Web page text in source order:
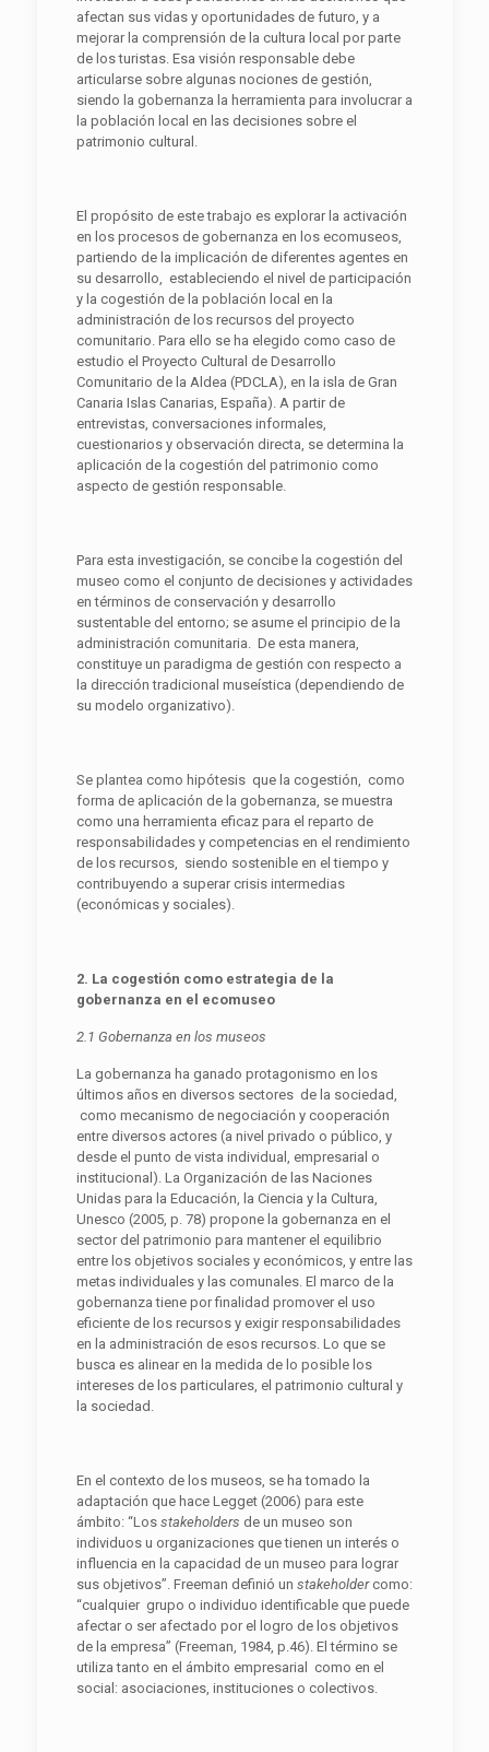
afectan sus vidas y oportunidades de futuro, y a
mejorar la comprensión de la cultura local por parte
de los turistas. Esa visión responsable debe
articularse sobre algunas nociones de gestión,
siendo la gobernanza la herramienta para involucrar a
la población local en las decisiones sobre el
patrimonio cultural.
El propósito de este trabajo es explorar la activación
en los procesos de gobernanza en los ecomuseos,
partiendo de la implicación de diferentes agentes en
su desarrollo, estableciendo el nivel de participación
y la cogestión de la población local en la
administración de los recursos del proyecto
comunitario. Para ello se ha elegido como caso de
estudio el Proyecto Cultural de Desarrollo
Comunitario de la Aldea (PDCLA), en la isla de Gran
Canaria Islas Canarias, España). A partir de
entrevistas, conversaciones informales,
cuestionarios y observación directa, se determina la
aplicación de la cogestión del patrimonio como
aspecto de gestión responsable.
Para esta investigación, se concibe la cogestión del
museo como el conjunto de decisiones y actividades
en términos de conservación y desarrollo
sustentable del entorno; se asume el principio de la
administración comunitaria. De esta manera,
constituye un paradigma de gestión con respecto a
la dirección tradicional museística (dependiendo de
su modelo organizativo).
Se plantea como hipótesis que la cogestión, como
forma de aplicación de la gobernanza, se muestra
como una herramienta eficaz para el reparto de
responsabilidades y competencias en el rendimiento
de los recursos, siendo sostenible en el tiempo y
contribuyendo a superar crisis intermedias
(económicas y sociales).
2. La cogestión como estrategia de la
gobernanza en el ecomuseo
2.1 Gobernanza en los museos
La gobernanza ha ganado protagonismo en los
últimos años en diversos sectores de la sociedad,
como mecanismo de negociación y cooperación
entre diversos actores (a nivel privado o público, y
desde el punto de vista individual, empresarial o
institucional). La Organización de las Naciones
Unidas para la Educación, la Ciencia y la Cultura,
Unesco (2005, p. 78) propone la gobernanza en el
sector del patrimonio para mantener el equilibrio
entre los objetivos sociales y económicos, y entre las
metas individuales y las comunales. El marco de la
gobernanza tiene por finalidad promover el uso
eficiente de los recursos y exigir responsabilidades
en la administración de esos recursos. Lo que se
busca es alinear en la medida de lo posible los
intereses de los particulares, el patrimonio cultural y
la sociedad.
En el contexto de los museos, se ha tomado la
adaptación que hace Legget (2006) para este
ámbito: “Los stakeholders de un museo son
individuos u organizaciones que tienen un interés o
influencia en la capacidad de un museo para lograr
sus objetivos”. Freeman definió un stakeholdercomo:
“cualquier grupo o individuo identificable que puede
afectar o ser afectado por el logro de los objetivos
de la empresa” (Freeman, 1984, p.46). El término se
utiliza tanto en el ámbito empresarial como en el
social: asociaciones, instituciones o colectivos.